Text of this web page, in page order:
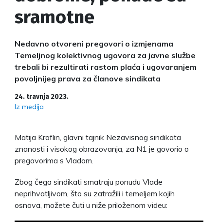
sramotne
Nedavno otvoreni pregovori o izmjenama
Temeljnog kolektivnog ugovora za javne službe
trebali bi rezultirati rastom plaća i ugovaranjem
povoljnijeg prava za članove sindikata
24. travnja 2023.
Iz medija
Matija Kroflin, glavni tajnik Nezavisnog sindikata
znanosti i visokog obrazovanja, za N1 je govorio o
pregovorima s Vladom.
Zbog čega sindikati smatraju ponudu Vlade
neprihvatljivom, što su zatražili i temeljem kojih
osnova, možete čuti u niže priloženom videu: